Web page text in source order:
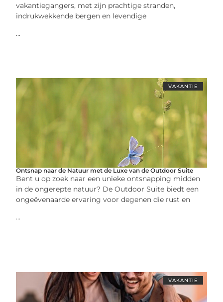
vakantiegangers, met zijn prachtige stranden,
indrukwekkende bergen en levendige
...
VAKANTIE
Ontsnap naar de Natuur met de Luxe van de Outdoor Suite
Bent u op zoek naar een unieke ontsnapping midden
in de ongerepte natuur? De Outdoor Suite biedt een
ongeëvenaarde ervaring voor degenen die rust en
...
VAKANTIE